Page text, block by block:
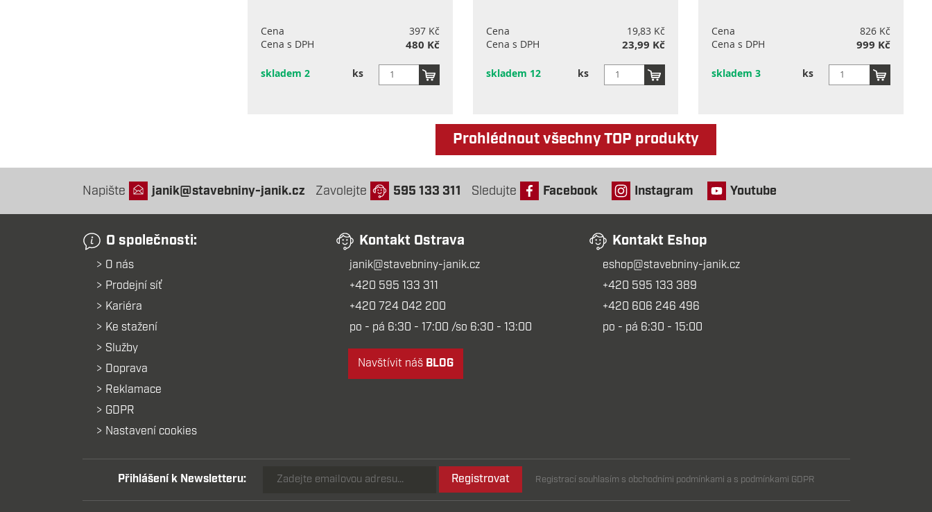
Cena
397 Kč
Cena s DPH
480 Kč
skladem 2 ks
Cena
19,83 Kč
Cena s DPH
23,99 Kč
skladem 12 ks
Cena
826 Kč
Cena s DPH
999 Kč
skladem 3 ks
Prohlédnout všechny TOP produkty
Napište janik@stavebniny-janik.cz Zavolejte 595 133 311 Sledujte Facebook Instagram Youtube
O společnosti:
O nás
Prodejní síť
Kariéra
Ke stažení
Služby
Doprava
Reklamace
GDPR
Nastavení cookies
Kontakt Ostrava
janik@stavebniny-janik.cz
+420 595 133 311
+420 724 042 200
po - pá 6:30 - 17:00 /so 6:30 - 13:00
Navštívit náš BLOG
Kontakt Eshop
eshop@stavebniny-janik.cz
+420 595 133 389
+420 606 246 496
po - pá 6:30 - 15:00
Přihlášení k Newsletteru: Registrovat Registrací souhlasím s obchodními podmínkami a s podmínkami GDPR